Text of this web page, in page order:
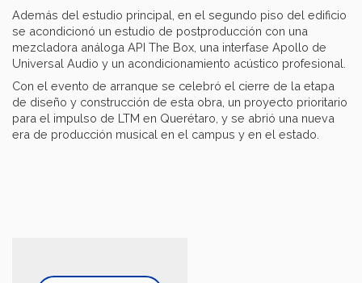
Además del estudio principal, en el segundo piso del edificio
se acondicionó un estudio de postproducción con una
mezcladora análoga API The Box, una interfase Apollo de
Universal Audio y un acondicionamiento acústico profesional.
Con el evento de arranque se celebró el cierre de la etapa
de diseño y construcción de esta obra, un proyecto prioritario
para el impulso de LTM en Querétaro, y se abrió una nueva
era de producción musical en el campus y en el estado.